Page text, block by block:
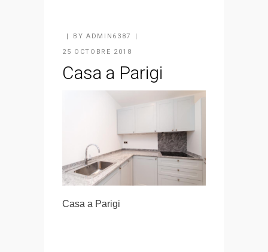
BY ADMIN6387
25 OCTOBRE 2018
Casa a Parigi
Casa a Parigi